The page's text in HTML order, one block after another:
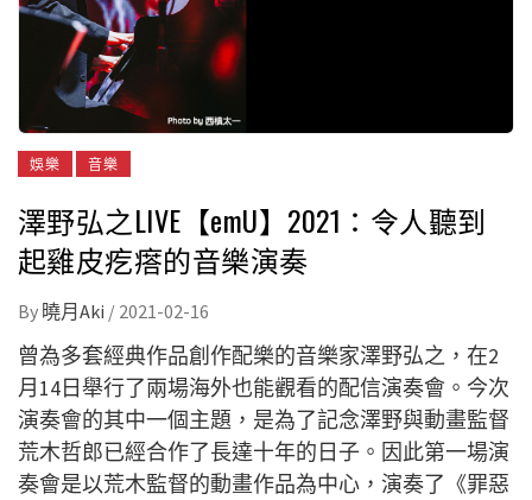
娛樂 音樂
澤野弘之LIVE【emU】2021：令人聽到
起雞皮疙瘩的音樂演奏
By 曉月Aki / 2021-02-16
曾為多套經典作品創作配樂的音樂家澤野弘之，在2
月14日舉行了兩場海外也能觀看的配信演奏會。今次
演奏會的其中一個主題，是為了記念澤野與動畫監督
荒木哲郎已經合作了長達十年的日子。因此第一場演
奏會是以荒木監督的動畫作品為中心，演奏了 《罪惡